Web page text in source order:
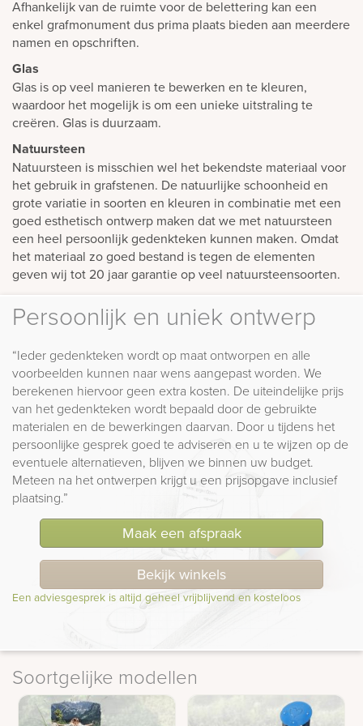
Afhankelijk van de ruimte voor de belettering kan een
enkel grafmonument dus prima plaats bieden aan meerdere
namen en opschriften.
Glas
Glas is op veel manieren te bewerken en te kleuren,
waardoor het mogelijk is om een unieke uitstraling te
creëren. Glas is duurzaam.
Natuursteen
Natuursteen is misschien wel het bekendste materiaal voor
het gebruik in grafstenen. De natuurlijke schoonheid en
grote variatie in soorten en kleuren in combinatie met een
goed esthetisch ontwerp maken dat we met natuursteen
een heel persoonlijk gedenkteken kunnen maken. Omdat
het materiaal zo goed bestand is tegen de elementen
geven wij tot 20 jaar garantie op veel natuursteensoorten.
Persoonlijk en uniek ontwerp
“Ieder gedenkteken wordt op maat ontworpen en alle
voorbeelden kunnen naar wens aangepast worden. We
berekenen hiervoor geen extra kosten. De uiteindelijke prijs
van het gedenkteken wordt bepaald door de gebruikte
materialen en de bewerkingen daarvan. Door u tijdens het
persoonlijke gesprek goed te adviseren en u te wijzen op de
eventuele alternatieven, blijven we binnen uw budget.
Meteen na het ontwerpen krijgt u een prijsopgave inclusief
plaatsing.”
Maak een afspraak
Bekijk winkels
Een adviesgesprek is altijd geheel vrijblijvend en kosteloos
Soortgelijke modellen